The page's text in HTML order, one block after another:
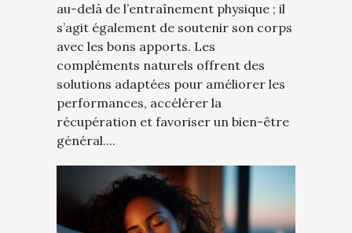
au-delà de l’entraînement physique ; il
s’agit également de soutenir son corps
avec les bons apports. Les
compléments naturels offrent des
solutions adaptées pour améliorer les
performances, accélérer la
récupération et favoriser un bien-être
général....